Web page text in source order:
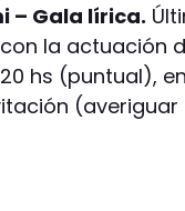
– Gala lírica.
la actuación
hs (puntual),